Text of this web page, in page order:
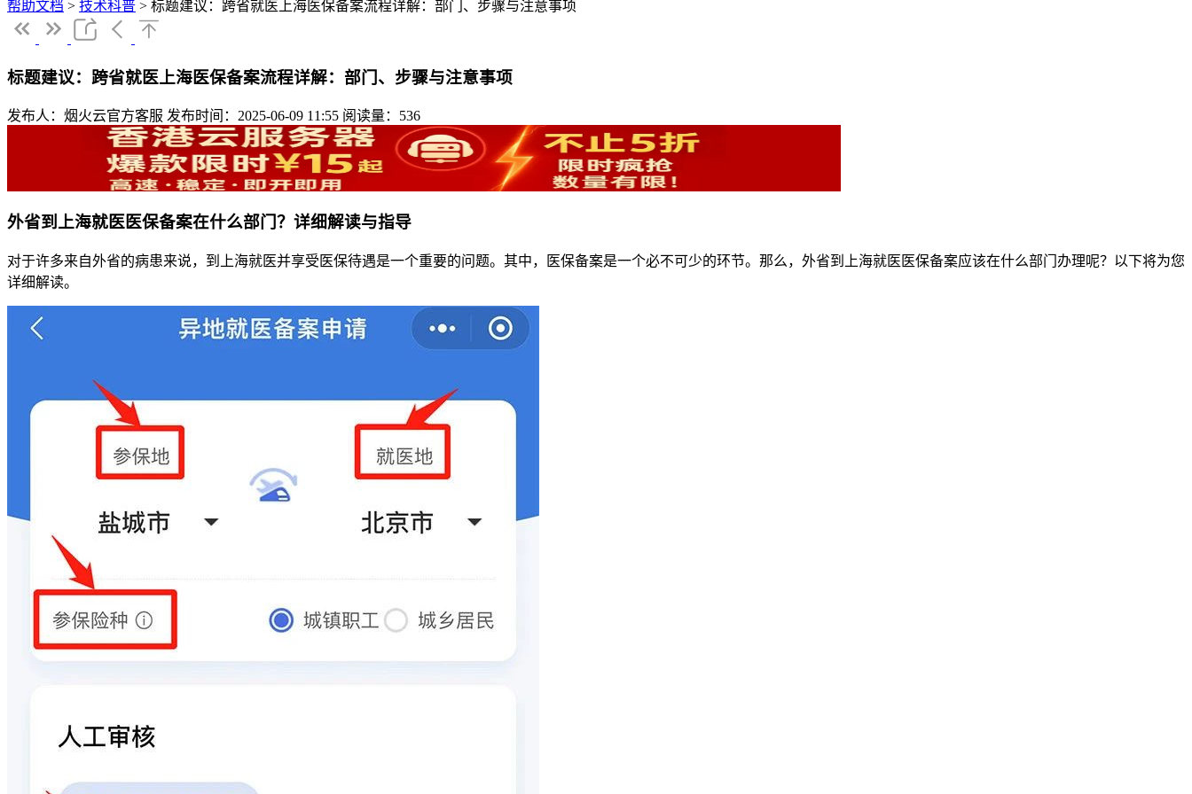
帮助文档 > 技术科普 > 标题建议：跨省就医上海医保备案流程详解：部门、步骤与注意事项
标题建议：跨省就医上海医保备案流程详解：部门、步骤与注意事项
发布人：烟火云官方客服 发布时间：2025-06-09 11:55 阅读量：536
外省到上海就医医保备案在什么部门？详细解读与指导
对于许多来自外省的病患来说，到上海就医并享受医保待遇是一个重要的问题。其中，医保备案是一个必不可少的环节。那么，外省到上海就医医保备案应该在什么部门办理呢？以下将为您
详细解读。